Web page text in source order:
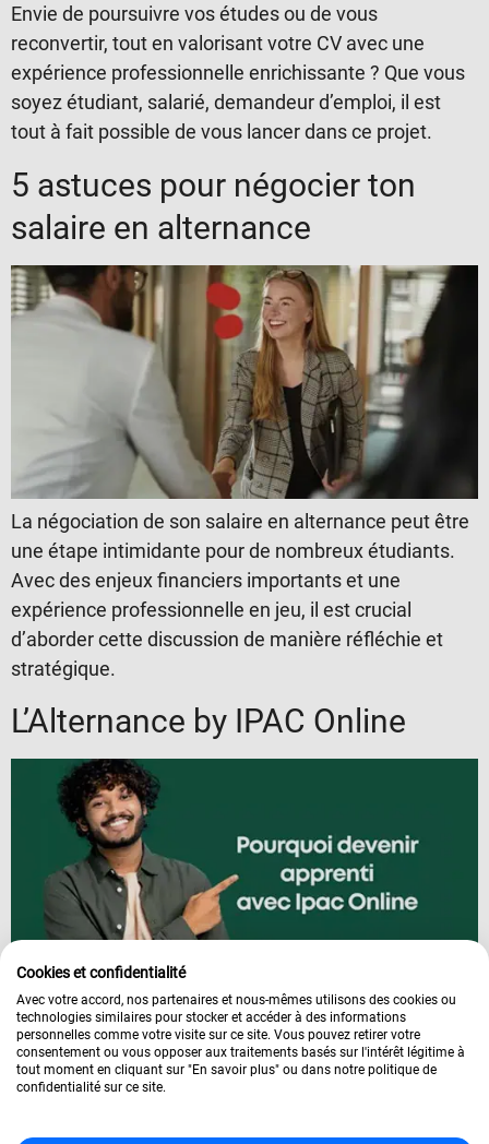
Envie de poursuivre vos études ou de vous
reconvertir, tout en valorisant votre CV avec une
expérience professionnelle enrichissante ? Que vous
soyez étudiant, salarié, demandeur d’emploi, il est
tout à fait possible de vous lancer dans ce projet.
5 astuces pour négocier ton
salaire en alternance
La négociation de son salaire en alternance peut être
une étape intimidante pour de nombreux étudiants.
Avec des enjeux financiers importants et une
expérience professionnelle en jeu, il est crucial
d’aborder cette discussion de manière réfléchie et
stratégique.
L’Alternance by IPAC Online
Devenir apprenti représente un engagement
important et nous sommes là pour vous plonger dans
le monde du travail en toute confiance.
Cookies et confidentialité
Avec votre accord, nos partenaires et nous-mêmes utilisons des cookies ou
technologies similaires pour stocker et accéder à des informations
personnelles comme votre visite sur ce site. Vous pouvez retirer votre
consentement ou vous opposer aux traitements basés sur l'intérêt légitime à
tout moment en cliquant sur "En savoir plus" ou dans notre politique de
confidentialité sur ce site.